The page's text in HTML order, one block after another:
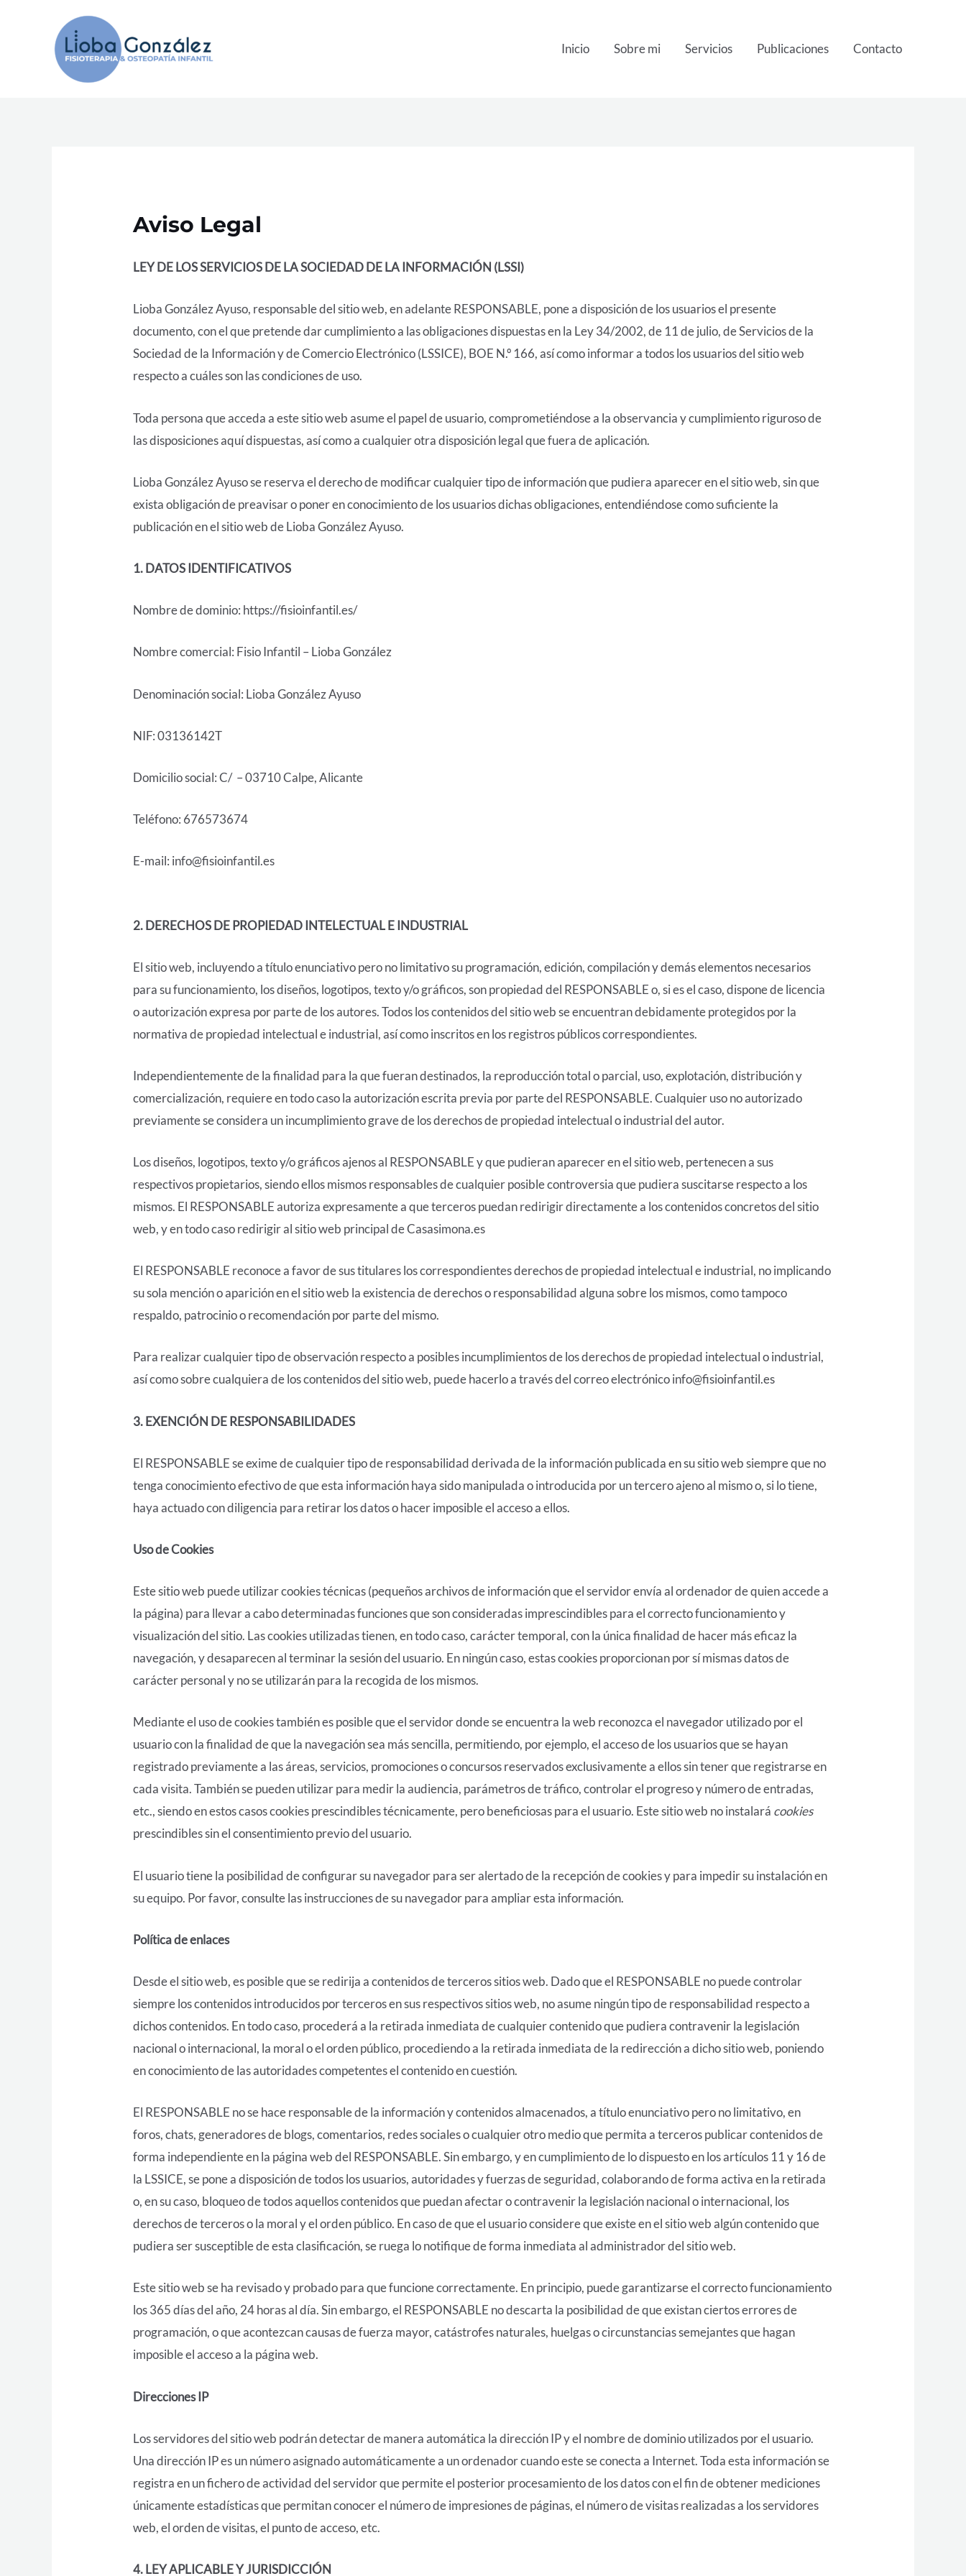
Inicio Sobre mi Servicios Publicaciones Contacto
Aviso Legal
LEY DE LOS SERVICIOS DE LA SOCIEDAD DE LA INFORMACIÓN (LSSI)
Lioba González Ayuso, responsable del sitio web, en adelante RESPONSABLE, pone a disposición de los usuarios el presente
documento, con el que pretende dar cumplimiento a las obligaciones dispuestas en la Ley 34/2002, de 11 de julio, de Servicios de la
Sociedad de la Información y de Comercio Electrónico (LSSICE), BOE N.º 166, así como informar a todos los usuarios del sitio web
respecto a cuáles son las condiciones de uso.
Toda persona que acceda a este sitio web asume el papel de usuario, comprometiéndose a la observancia y cumplimiento riguroso de
las disposiciones aquí dispuestas, así como a cualquier otra disposición legal que fuera de aplicación.
Lioba González Ayuso se reserva el derecho de modificar cualquier tipo de información que pudiera aparecer en el sitio web, sin que
exista obligación de preavisar o poner en conocimiento de los usuarios dichas obligaciones, entendiéndose como suficiente la
publicación en el sitio web de Lioba González Ayuso.
1. DATOS IDENTIFICATIVOS
Nombre de dominio: https://fisioinfantil.es/
Nombre comercial: Fisio Infantil – Lioba González
Denominación social: Lioba González Ayuso
NIF: 03136142T
Domicilio social: C/ – 03710 Calpe, Alicante
Teléfono: 676573674
E-mail: info@fisioinfantil.es
2. DERECHOS DE PROPIEDAD INTELECTUAL E INDUSTRIAL
El sitio web, incluyendo a título enunciativo pero no limitativo su programación, edición, compilación y demás elementos necesarios
para su funcionamiento, los diseños, logotipos, texto y/o gráficos, son propiedad del RESPONSABLE o, si es el caso, dispone de licencia
o autorización expresa por parte de los autores. Todos los contenidos del sitio web se encuentran debidamente protegidos por la
normativa de propiedad intelectual e industrial, así como inscritos en los registros públicos correspondientes.
Independientemente de la finalidad para la que fueran destinados, la reproducción total o parcial, uso, explotación, distribución y
comercialización, requiere en todo caso la autorización escrita previa por parte del RESPONSABLE. Cualquier uso no autorizado
previamente se considera un incumplimiento grave de los derechos de propiedad intelectual o industrial del autor.
Los diseños, logotipos, texto y/o gráficos ajenos al RESPONSABLE y que pudieran aparecer en el sitio web, pertenecen a sus
respectivos propietarios, siendo ellos mismos responsables de cualquier posible controversia que pudiera suscitarse respecto a los
mismos. El RESPONSABLE autoriza expresamente a que terceros puedan redirigir directamente a los contenidos concretos del sitio
web, y en todo caso redirigir al sitio web principal de Casasimona.es
El RESPONSABLE reconoce a favor de sus titulares los correspondientes derechos de propiedad intelectual e industrial, no implicando
su sola mención o aparición en el sitio web la existencia de derechos o responsabilidad alguna sobre los mismos, como tampoco
respaldo, patrocinio o recomendación por parte del mismo.
Para realizar cualquier tipo de observación respecto a posibles incumplimientos de los derechos de propiedad intelectual o industrial,
así como sobre cualquiera de los contenidos del sitio web, puede hacerlo a través del correo electrónico info@fisioinfantil.es
3. EXENCIÓN DE RESPONSABILIDADES
El RESPONSABLE se exime de cualquier tipo de responsabilidad derivada de la información publicada en su sitio web siempre que no
tenga conocimiento efectivo de que esta información haya sido manipulada o introducida por un tercero ajeno al mismo o, si lo tiene,
haya actuado con diligencia para retirar los datos o hacer imposible el acceso a ellos.
Uso de Cookies
Este sitio web puede utilizar cookies técnicas (pequeños archivos de información que el servidor envía al ordenador de quien accede a
la página) para llevar a cabo determinadas funciones que son consideradas imprescindibles para el correcto funcionamiento y
visualización del sitio. Las cookies utilizadas tienen, en todo caso, carácter temporal, con la única finalidad de hacer más eficaz la
navegación, y desaparecen al terminar la sesión del usuario. En ningún caso, estas cookies proporcionan por sí mismas datos de
carácter personal y no se utilizarán para la recogida de los mismos.
Mediante el uso de cookies también es posible que el servidor donde se encuentra la web reconozca el navegador utilizado por el
usuario con la finalidad de que la navegación sea más sencilla, permitiendo, por ejemplo, el acceso de los usuarios que se hayan
registrado previamente a las áreas, servicios, promociones o concursos reservados exclusivamente a ellos sin tener que registrarse en
cada visita. También se pueden utilizar para medir la audiencia, parámetros de tráfico, controlar el progreso y número de entradas,
etc., siendo en estos casos cookies prescindibles técnicamente, pero beneficiosas para el usuario. Este sitio web no instalará cookies
prescindibles sin el consentimiento previo del usuario.
El usuario tiene la posibilidad de configurar su navegador para ser alertado de la recepción de cookies y para impedir su instalación en
su equipo. Por favor, consulte las instrucciones de su navegador para ampliar esta información.
Política de enlaces
Desde el sitio web, es posible que se redirija a contenidos de terceros sitios web. Dado que el RESPONSABLE no puede controlar
siempre los contenidos introducidos por terceros en sus respectivos sitios web, no asume ningún tipo de responsabilidad respecto a
dichos contenidos. En todo caso, procederá a la retirada inmediata de cualquier contenido que pudiera contravenir la legislación
nacional o internacional, la moral o el orden público, procediendo a la retirada inmediata de la redirección a dicho sitio web, poniendo
en conocimiento de las autoridades competentes el contenido en cuestión.
El RESPONSABLE no se hace responsable de la información y contenidos almacenados, a título enunciativo pero no limitativo, en
foros, chats, generadores de blogs, comentarios, redes sociales o cualquier otro medio que permita a terceros publicar contenidos de
forma independiente en la página web del RESPONSABLE. Sin embargo, y en cumplimiento de lo dispuesto en los artículos 11 y 16 de
la LSSICE, se pone a disposición de todos los usuarios, autoridades y fuerzas de seguridad, colaborando de forma activa en la retirada
o, en su caso, bloqueo de todos aquellos contenidos que puedan afectar o contravenir la legislación nacional o internacional, los
derechos de terceros o la moral y el orden público. En caso de que el usuario considere que existe en el sitio web algún contenido que
pudiera ser susceptible de esta clasificación, se ruega lo notifique de forma inmediata al administrador del sitio web.
Este sitio web se ha revisado y probado para que funcione correctamente. En principio, puede garantizarse el correcto funcionamiento
los 365 días del año, 24 horas al día. Sin embargo, el RESPONSABLE no descarta la posibilidad de que existan ciertos errores de
programación, o que acontezcan causas de fuerza mayor, catástrofes naturales, huelgas o circunstancias semejantes que hagan
imposible el acceso a la página web.
Direcciones IP
Los servidores del sitio web podrán detectar de manera automática la dirección IP y el nombre de dominio utilizados por el usuario.
Una dirección IP es un número asignado automáticamente a un ordenador cuando este se conecta a Internet. Toda esta información se
registra en un fichero de actividad del servidor que permite el posterior procesamiento de los datos con el fin de obtener mediciones
únicamente estadísticas que permitan conocer el número de impresiones de páginas, el número de visitas realizadas a los servidores
web, el orden de visitas, el punto de acceso, etc.
4. LEY APLICABLE Y JURISDICCIÓN